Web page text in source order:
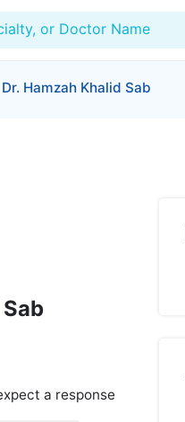
or Doctor Name
Dr. Hamzah Khalid Sab
a response